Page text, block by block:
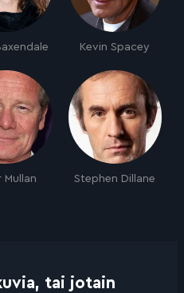
Kevin Spacey
Mullan Stephen Dillane
tai jotain